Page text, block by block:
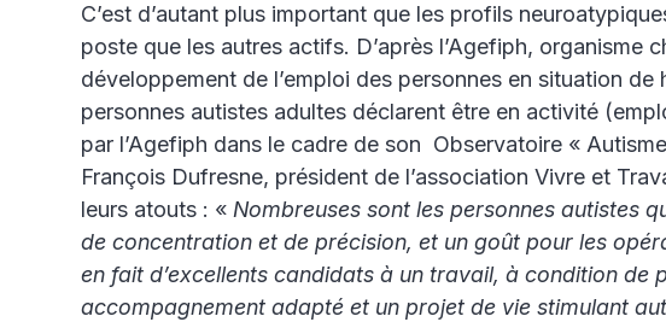
C’est d’autant plus important que les profils
poste que les autres actifs. D’après l’Agefiph, organisme
développement de l’emploi des personnes en situation
personnes autistes adultes déclarent être en activité
par l’Agefiph dans le cadre de son Observatoire «
François Dufresne, président de l’association Vivre et
leurs atouts : « Nombreuses sont les personnes autistes
de concentration et de précision, et un goût pour les
en fait d’excellents candidats à un travail, à condition de
accompagnement adapté et un projet de vie stimulant